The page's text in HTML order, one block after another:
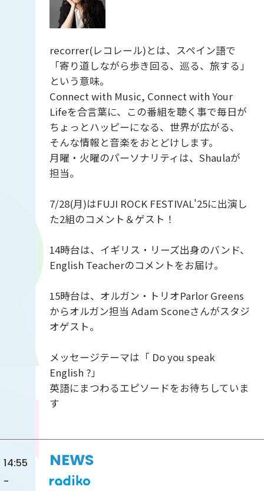
recorrer(レコレール)とは、スペイン語で
「寄り道しながら歩き回る、巡る、旅する」
という意味。
Connect with Music, Connect with Your
Lifeを合言葉に、この番組を聴く事で毎日が
ちょっとハッピーになる、世界が広がる、
そんな情報と音楽をおとどけします。
月曜・火曜のパーソナリティは、Shaulaが
担当。
7/28(月)はFUJI ROCK FESTIVAL'25に出演し
た2組のコメント＆ゲスト！
14時台は、イギリス・リーズ出身のバンド、
English Teacherのコメントをお届け。
15時台は、オルガン・トリオParlor Greens
からオルガン担当 Adam Sconeさんがスタジ
オゲスト。
メッセージテーマは「 Do you speak
English ?」
英語にまつわるエピソードをお待ちしていま
す
14:55
-
NEWS